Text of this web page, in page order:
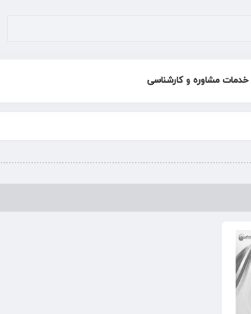
خدمات مشاوره و کارشناسی